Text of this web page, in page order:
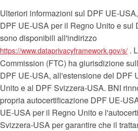
Ulteriori informazioni sul DPF UE-
DPF UE-USA per il Regno Unito e sul
sono disponibili all'indirizzo
https://www.dataprivacyframework.gov/s/ .
Commission (FTC) ha giurisdizione
DPF UE-USA, all'estensione del DPF
Unito e al DPF Svizzera-USA. BNI
propria autocertificazione DPF UE-
UE-USA per il Regno Unito e
Svizzera-USA per garantire che il